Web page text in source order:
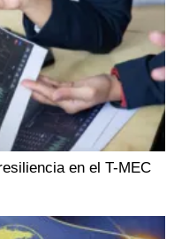
en el T-MEC